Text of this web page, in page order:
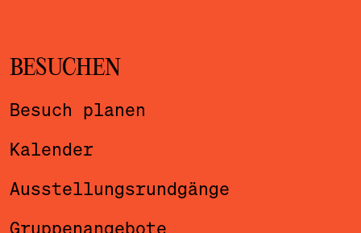
BESUCHEN
Besuch planen
Kalender
Ausstellungsrundgänge
Gruppenangebote